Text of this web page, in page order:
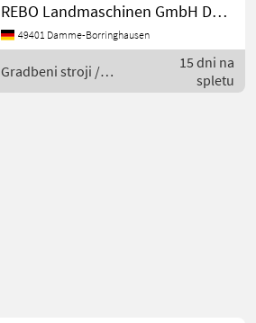
Zentrifugalkraft (kN) 18
Betriebsgewicht (kg) 97
Arbeitsbreite (mm) 500
Arbeitsgeschwindigkeit (m
REBO Landmaschinen GmbH Damme
49401 Damme-Borringhausen
Gradbeni stroji /
Wacker Neuson
15 dni na
spletu